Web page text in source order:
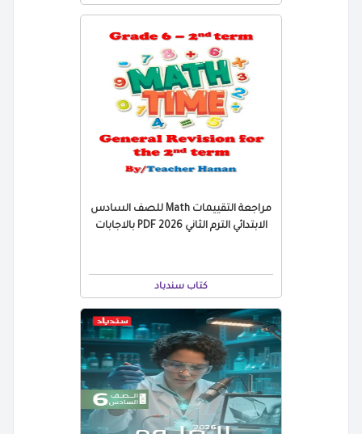
مراجعة التقييمات Math للصف السادس
الابتدائي الترم الثاني 2026 PDF بالاجابات
كتاب سندباد